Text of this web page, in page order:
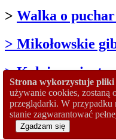
Strona wykorzystuje pliki
używanie cookies, zostaną
przeglądarki. W przypadku
stanie zagwarantować
Zgadzam się
> Walka o
> Mikołowskie
> Kolejna wizyta
> Jesień z
> Wszyscy